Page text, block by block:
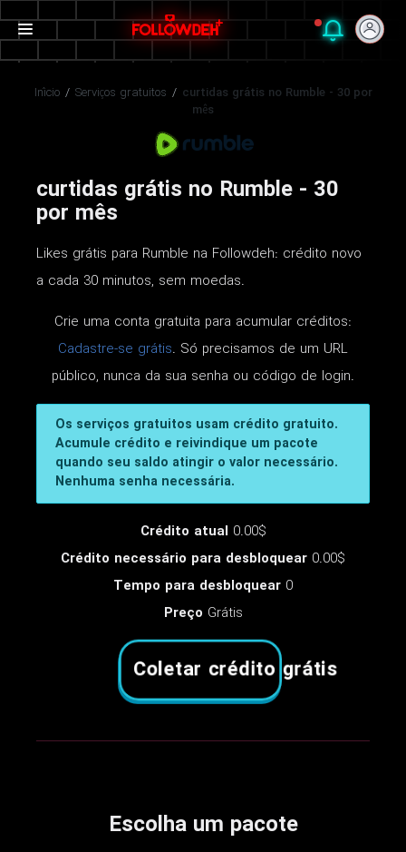
Início / Serviços gratuitos / curtidas grátis no Rumble - 30 por
mês
curtidas grátis no Rumble - 30
por mês
Likes grátis para Rumble na Followdeh: crédito novo
a cada 30 minutos, sem moedas.
Crie uma conta gratuita para acumular créditos:
Cadastre-se grátis. Só precisamos de um URL
público, nunca da sua senha ou código de login.
Os serviços gratuitos usam crédito gratuito.
Acumule crédito e reivindique um pacote
quando seu saldo atingir o valor necessário.
Nenhuma senha necessária.
Crédito atual 0.00$
Crédito necessário para desbloquear 0.00$
Tempo para desbloquear 0
Preço Grátis
Coletar crédito grátis
Escolha um pacote